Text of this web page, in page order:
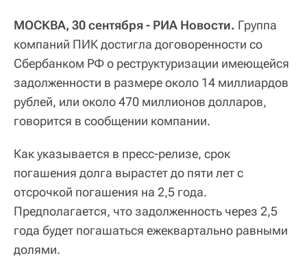
МОСКВА, 30 сентября - РИА Новости. Группа
компаний ПИК достигла договоренности со
Сбербанком РФ о реструктуризации имеющейся
задолженности в размере около 14 миллиардов
рублей, или около 470 миллионов долларов,
говорится в сообщении компании.
Как указывается в пресс-релизе, срок
погашения долга вырастет до пяти лет с
отсрочкой погашения на 2,5 года.
Предполагается, что задолженность через 2,5
года будет погашаться ежеквартально равными
долями.